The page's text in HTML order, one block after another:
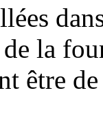
la
être